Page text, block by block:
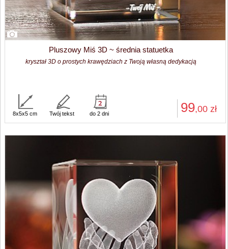
Pluszowy Miś 3D ~ średnia statuetka
kryształ 3D o prostych krawędziach z Twoją własną dedykacją
99,00 zł
8x5x5 cm Twój tekst do 2 dni